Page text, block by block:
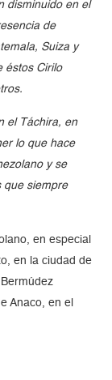
disminuido en el
de
Suiza y
éstos Cirilo
el Táchira, en
lo que hace
y se
que siempre
en especial
en la ciudad de
Anaco, en el